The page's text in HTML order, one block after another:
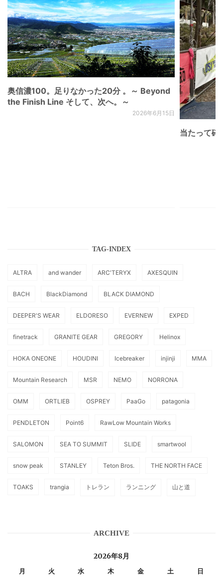
奥信濃100。足りなかった20分 。～ Beyond
the Finish Line そして、次へ。～
2026年6月15日
当たって砕
TAG-INDEX
ALTRA and wander ARC'TERYX AXESQUIN
BACH BlackDiamond BLACK DIAMOND
DEEPER'S WEAR ELDORESO EVERNEW EXPED
finetrack GRANITE GEAR GREGORY Helinox
HOKA ONEONE HOUDINI Icebreaker injinji MMA
Mountain Research MSR NEMO NORRONA
OMM ORTLIEB OSPREY PaaGo patagonia
PENDLETON Point6 RawLow Mountain Works
SALOMON SEA TO SUMMIT SLIDE smartwool
snow peak STANLEY Teton Bros. THE NORTH FACE
TOAKS trangia トレラン ランニング 山と道
ARCHIVE
2026年8月
月 火 水 木 金 土 日